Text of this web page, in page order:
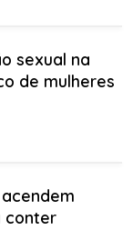
sexual na
de mulheres
conter